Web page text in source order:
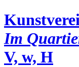
Im
V, w, H